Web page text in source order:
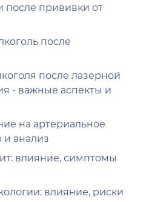
после прививки от
после
после лазерной
- важные аспекты и
на артериальное
и анализ
влияние, симптомы
влияние, риски